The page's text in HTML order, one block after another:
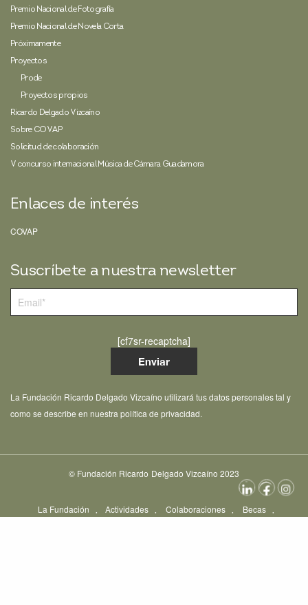
Premio Nacional de Fotografía
Premio Nacional de Novela Corta
Próximamente
Proyectos
Prode
Proyectos propios
Ricardo Delgado Vizcaíno
Sobre COVAP
Solicitud de colaboración
V concurso internacional Música de Cámara Guadamora
Enlaces de interés
COVAP
Suscríbete a nuestra newsletter
[cf7sr-recaptcha]
La Fundación Ricardo Delgado Vizcaíno utilizará tus datos personales tal y
como se describe en nuestra política de privacidad.
© Fundación Ricardo Delgado Vizcaíno 2023
La Fundación Actividades Colaboraciones Becas